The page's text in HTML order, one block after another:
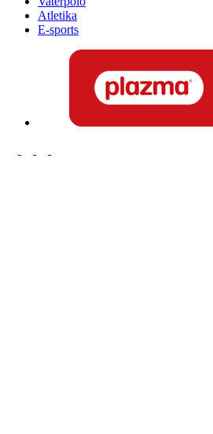
Atletika
E-sports